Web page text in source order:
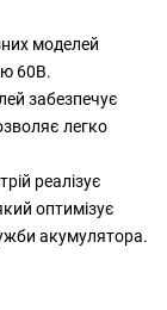
моделей
60В.
забезпечує
легко
реалізує
оптимізує
акумулятора.